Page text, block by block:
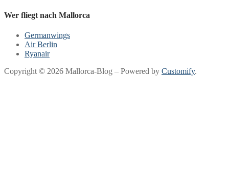
Wer fliegt nach Mallorca
Germanwings
Air Berlin
Ryanair
Copyright © 2026 Mallorca-Blog – Powered by Customify.